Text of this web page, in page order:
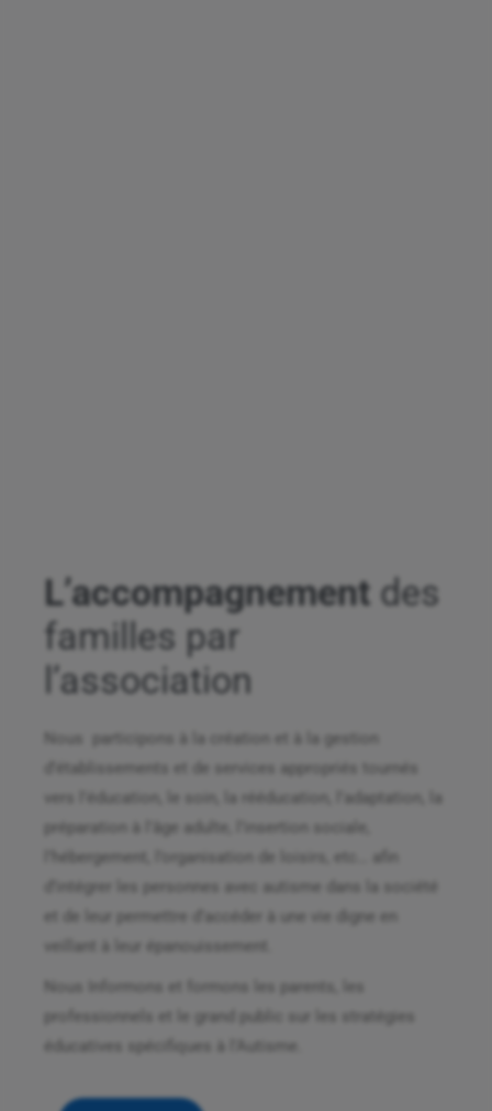
L’accompagnement des
familles par
l’association
Nous participons à la création et à la gestion
d’établissements et de services appropriés tournés
vers l’éducation, le soin, la rééducation, l’adaptation, la
préparation à l’âge adulte, l’insertion sociale,
l’hébergement, l’organisation de loisirs, etc… afin
d’intégrer les personnes avec autisme dans la société
et de leur permettre d’accéder à une vie digne en
veillant à leur épanouissement.
Nous Informons et formons les parents, les
professionnels et le grand public sur les stratégies
éducatives spécifiques à l’Autisme.